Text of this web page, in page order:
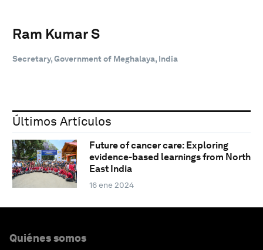
Ram Kumar S
Secretary, Government of Meghalaya, India
Últimos Artículos
Future of cancer care: Exploring
evidence-based learnings from North
East India
16 ene 2024
Quiénes somos